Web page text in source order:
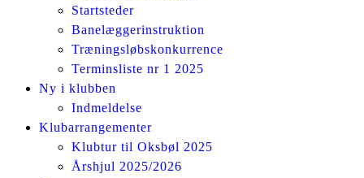
Startsteder
Banelæggerinstruktion
Træningsløbskonkurrence
Terminsliste nr 1 2025
Ny i klubben
Indmeldelse
Klubarrangementer
Klubtur til Oksbøl 2025
Årshjul 2025/2026